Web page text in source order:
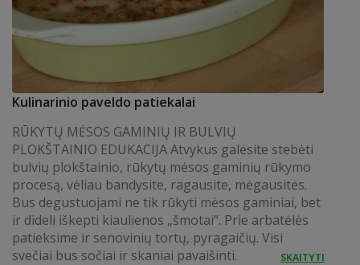
Kulinarinio paveldo patiekalai
RŪKYTŲ MĖSOS GAMINIŲ IR BULVIŲ
PLOKŠTAINIO EDUKACIJA Atvykus galėsite stebėti
bulvių plokštainio, rūkytų mėsos gaminių rūkymo
procesą, vėliau bandysite, ragausite, mėgausitės.
Bus degustuojami ne tik rūkyti mėsos gaminiai, bet
ir dideli iškepti kiaulienos „šmotai“. Prie arbatėlės
patieksime ir senovinių tortų, pyragaičių. Visi
svečiai bus sočiai ir skaniai pavaišinti.
SKAITYTI